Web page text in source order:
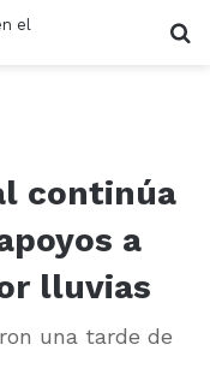
continúa
a
lluvias
una tarde de